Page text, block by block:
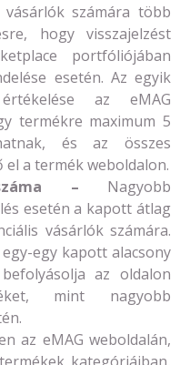
vásárlók számára több
hogy visszajelzést
portfóliójában
esetén. Az egyik
az eMAG
termékre maximum 5
és az összes
a termék weboldalon.
száma – Nagyobb
esetén a kapott átlag
vásárlók számára.
egy kapott alacsony
az oldalon
mint nagyobb
az eMAG weboldalán,